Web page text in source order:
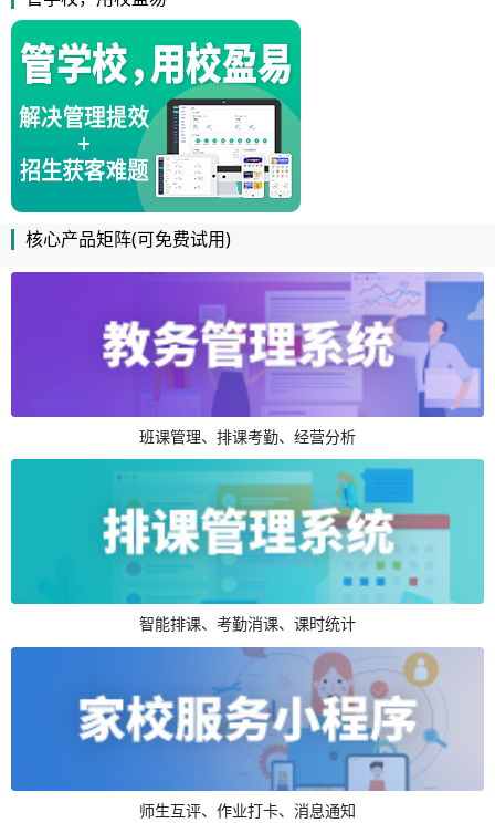
核心产品矩阵(可免费试用)
班课管理、排课考勤、经营分析
智能排课、考勤消课、课时统计
师生互评、作业打卡、消息通知